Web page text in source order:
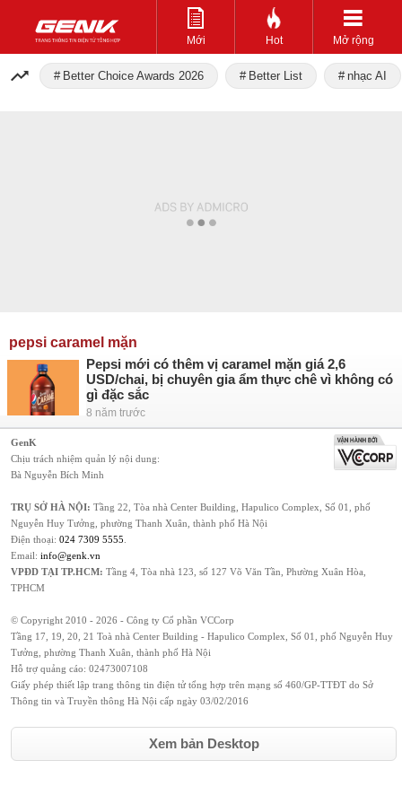
Mới Hot Mở rộng
Better Choice Awards 2026 Better List nhạc AI
pepsi caramel mặn
Pepsi mới có thêm vị caramel mặn giá 2,6
USD/chai, bị chuyên gia ẩm thực chê vì không có
gì đặc sắc
8 năm trước
GenK
Chịu trách nhiệm quản lý nội dung:
Bà Nguyễn Bích Minh
TRỤ SỞ HÀ NỘI: Tầng 22, Tòa nhà Center Building, Hapulico Complex, Số 01, phố
Nguyễn Huy Tưởng, phường Thanh Xuân, thành phố Hà Nội
Điện thoại: 024 7309 5555
Email: info@genk.vn
VPĐD TẠI TP.HCM: Tầng 4, Tòa nhà 123, số 127 Võ Văn Tần, Phường Xuân Hòa,
TPHCM
© Copyright 2010 - 2026 - Công ty Cổ phần VCCorp
Tầng 17, 19, 20, 21 Toà nhà Center Building - Hapulico Complex, Số 01, phố Nguyễn Huy
Tưởng, phường Thanh Xuân, thành phố Hà Nội
Hỗ trợ quảng cáo: 02473007108
Giấy phép thiết lập trang thông tin điện tử tổng hợp trên mạng số 460/GP-TTĐT do Sở
Thông tin và Truyền thông Hà Nội cấp ngày 03/02/2016
Xem bản Desktop